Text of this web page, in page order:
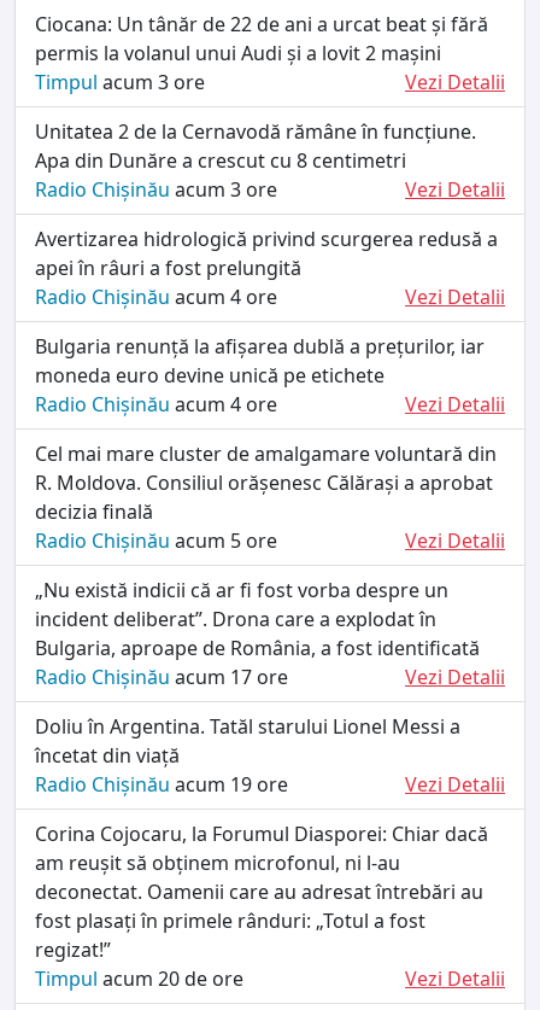
Ciocana: Un tânăr de 22 de ani a urcat beat și fără
permis la volanul unui Audi și a lovit 2 mașini
Timpul acum 3 ore
Vezi Detalii
Unitatea 2 de la Cernavodă rămâne în funcțiune.
Apa din Dunăre a crescut cu 8 centimetri
Radio Chișinău acum 3 ore
Vezi Detalii
Avertizarea hidrologică privind scurgerea redusă a
apei în râuri a fost prelungită
Radio Chișinău acum 4 ore
Vezi Detalii
Bulgaria renunță la afișarea dublă a prețurilor, iar
moneda euro devine unică pe etichete
Radio Chișinău acum 4 ore
Vezi Detalii
Cel mai mare cluster de amalgamare voluntară din
R. Moldova. Consiliul orășenesc Călărași a aprobat
decizia finală
Radio Chișinău acum 5 ore
Vezi Detalii
„Nu există indicii că ar fi fost vorba despre un
incident deliberat”. Drona care a explodat în
Bulgaria, aproape de România, a fost identificată
Radio Chișinău acum 17 ore
Vezi Detalii
Doliu în Argentina. Tatăl starului Lionel Messi a
încetat din viață
Radio Chișinău acum 19 ore
Vezi Detalii
Corina Cojocaru, la Forumul Diasporei: Chiar dacă
am reușit să obținem microfonul, ni l-au
deconectat. Oamenii care au adresat întrebări au
fost plasați în primele rânduri: „Totul a fost
regizat!”
Timpul acum 20 de ore
Vezi Detalii